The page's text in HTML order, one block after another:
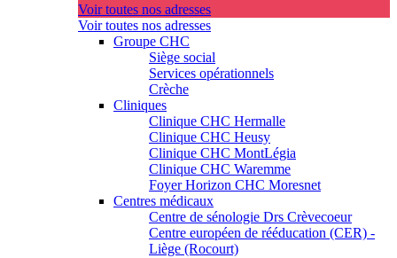
Voir toutes nos adresses
Voir toutes nos adresses
Groupe CHC
Siège social
Services opérationnels
Crèche
Cliniques
Clinique CHC Hermalle
Clinique CHC Heusy
Clinique CHC MontLégia
Clinique CHC Waremme
Foyer Horizon CHC Moresnet
Centres médicaux
Centre de sénologie Drs Crèvecoeur
Centre européen de rééducation (CER) -
Liège (Rocourt)